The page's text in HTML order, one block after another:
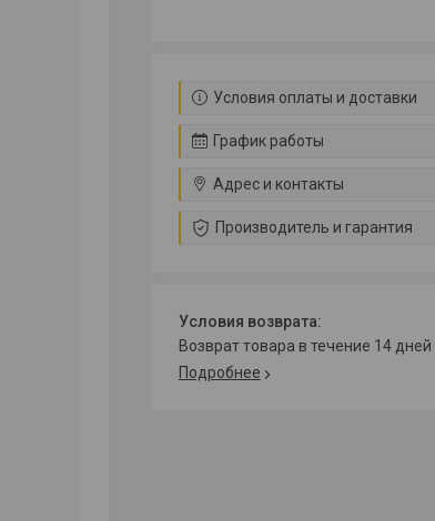
Условия оплаты и доставки
График работы
Адрес и контакты
Производитель и гарантия
возврат товара в течение 14 дней
Подробнее